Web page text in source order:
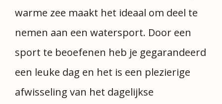
warme zee maakt het ideaal om deel te
nemen aan een watersport. Door een
sport te beoefenen heb je gegarandeerd
een leuke dag en het is een plezierige
afwisseling van het dagelijkse